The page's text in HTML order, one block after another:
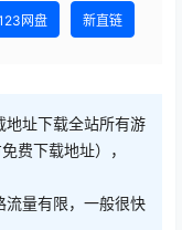
网盘 新直链
地址下载全站所有游
费下载地址），
量有限，一般很快